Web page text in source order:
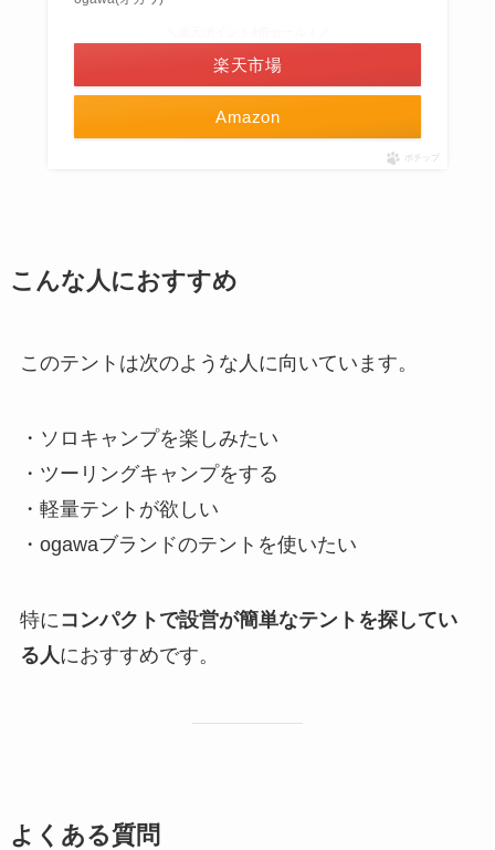
Amazon
楽天市場
ポチップ
こんな人におすすめ
このテントは次のような人に向いています。
・ソロキャンプを楽しみたい
・ツーリングキャンプをする
・軽量テントが欲しい
・ogawaブランドのテントを使いたい
特に コンパクトで設営が簡単なテントを探してい
る人 におすすめです。
よくある質問